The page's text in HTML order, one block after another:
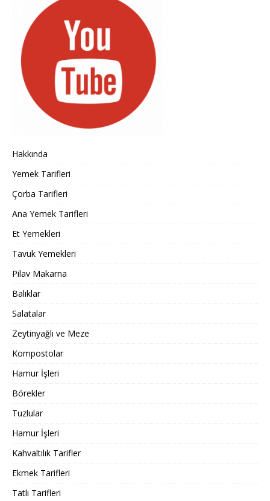
Hakkında
Yemek Tarifleri
Çorba Tarifleri
Ana Yemek Tarifleri
Et Yemekleri
Tavuk Yemekleri
Pilav Makarna
Balıklar
Salatalar
Zeytinyağlı ve Meze
Kompostolar
Hamur İşleri
Börekler
Tuzlular
Hamur İşleri
Kahvaltılık Tarifler
Ekmek Tarifleri
Tatlı Tarifleri